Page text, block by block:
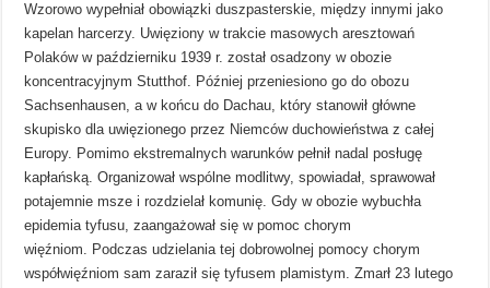
Wzorowo wypełniał obowiązki duszpasterskie, między innymi jako
kapelan harcerzy. Uwięziony w trakcie masowych aresztowań
Polaków w październiku 1939 r. został osadzony w obozie
koncentracyjnym Stutthof. Później przeniesiono go do obozu
Sachsenhausen, a w końcu do Dachau, który stanowił główne
skupisko dla uwięzionego przez Niemców duchowieństwa z całej
Europy. Pomimo ekstremalnych warunków pełnił nadal posługę
kapłańską. Organizował wspólne modlitwy, spowiadał, sprawował
potajemnie msze i rozdzielał komunię. Gdy w obozie wybuchła
epidemia tyfusu, zaangażował się w pomoc chorym
więźniom. Podczas udzielania tej dobrowolnej pomocy chorym
współwięźniom sam zaraził się tyfusem plamistym. Zmarł 23 lutego